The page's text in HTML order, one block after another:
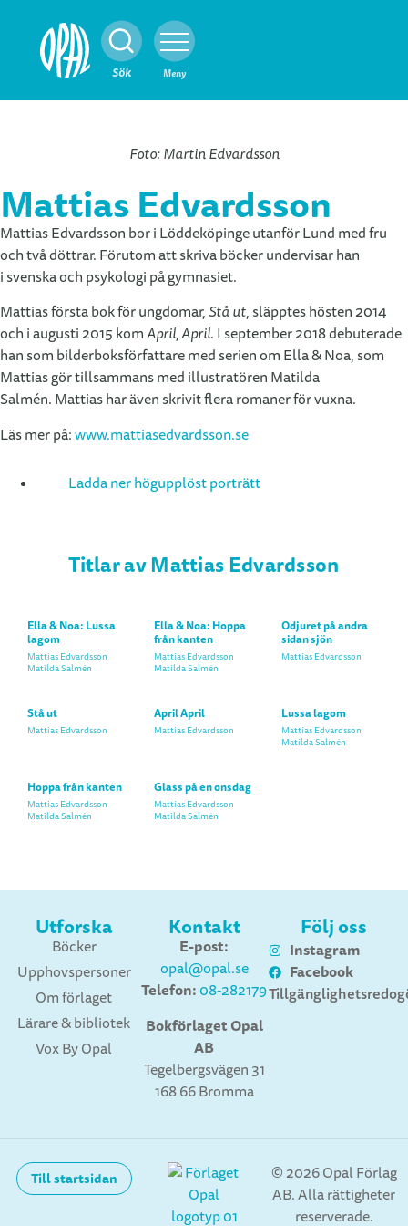
Sök
Stäng Meny
Foto: Martin Edvardsson
Mattias Edvardsson
Mattias Edvardsson bor i Löddeköpinge utanför Lund med fru
och två döttrar. Förutom att skriva böcker undervisar han
i svenska och psykologi på gymnasiet.
Mattias första bok för ungdomar,Stå ut, släpptes hösten 2014
och i augusti 2015 komApril, April. I september 2018 debuterade
han som bilderboksförfattare med serien om Ella & Noa, som
Mattias gör tillsammans med illustratören Matilda
Salmén. Mattias har även skrivit flera romaner för vuxna.
Läs mer på:www.mattiasedvardsson.se
Ladda ner högupplöst porträtt
Titlar av Mattias Edvardsson
Ella & Noa: Lussa
lagom
Mattias Edvardsson
Matilda Salmén
Ella & Noa: Hoppa
från kanten
Mattias Edvardsson
Matilda Salmén
Odjuret på andra
sidan sjön
Mattias Edvardsson
Stå ut
Mattias Edvardsson
April April
Mattias Edvardsson
Lussa lagom
Mattias Edvardsson
Matilda Salmén
Hoppa från kanten
Mattias Edvardsson
Matilda Salmén
Glass på en onsdag
Mattias Edvardsson
Matilda Salmén
Utforska
Böcker
Upphovspersoner
Om förlaget
Lärare & bibliotek
Vox By Opal
Kontakt
E-post:
opal@opal.se
Telefon:08-282179
Bokförlaget Opal
AB
Tegelbergsvägen 31
168 66 Bromma
Följ oss
Instagram
Facebook
Till startsidan
© 2026 Opal Förlag
AB. Alla rättigheter
reserverade.